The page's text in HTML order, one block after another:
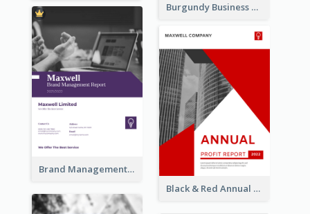
Burgundy Business Reports
Brand Management Reports
Black & Red Annual Reports